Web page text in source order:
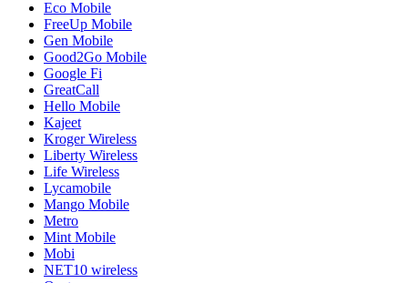
Eco Mobile
FreeUp Mobile
Gen Mobile
Good2Go Mobile
Google Fi
GreatCall
Hello Mobile
Kajeet
Kroger Wireless
Liberty Wireless
Life Wireless
Lycamobile
Mango Mobile
Metro
Mint Mobile
Mobi
NET10 wireless